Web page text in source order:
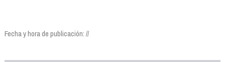
Fecha y hora de publicación: //